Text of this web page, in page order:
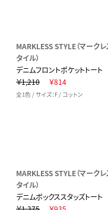
MARKLESS STYLE（マークレ
タイル）
デニムフロントポケットトート
￥1,210
￥814
全1色 / サイズ：F / コットン
MARKLESS STYLE（マークレ
タイル）
デニムボックススタッズトート